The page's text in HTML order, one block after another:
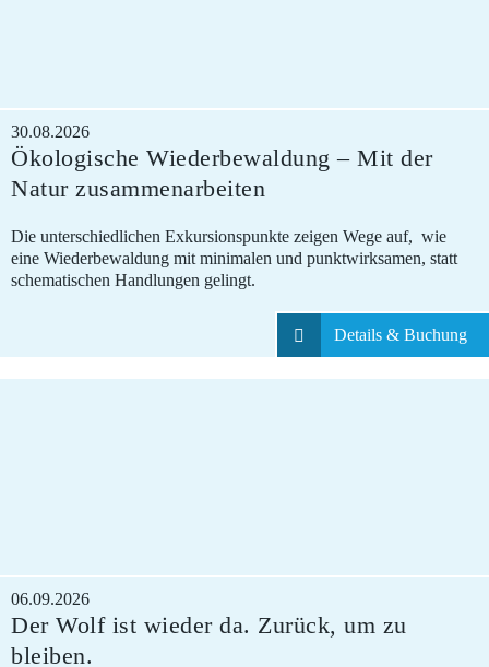
30.08.2026
Ökologische Wiederbewaldung – Mit der
Natur zusammenarbeiten
Die unterschiedlichen Exkursionspunkte zeigen Wege auf, wie
eine Wiederbewaldung mit minimalen und punktwirksamen, statt
schematischen Handlungen gelingt.
Details & Buchung
06.09.2026
Der Wolf ist wieder da. Zurück, um zu
bleiben.